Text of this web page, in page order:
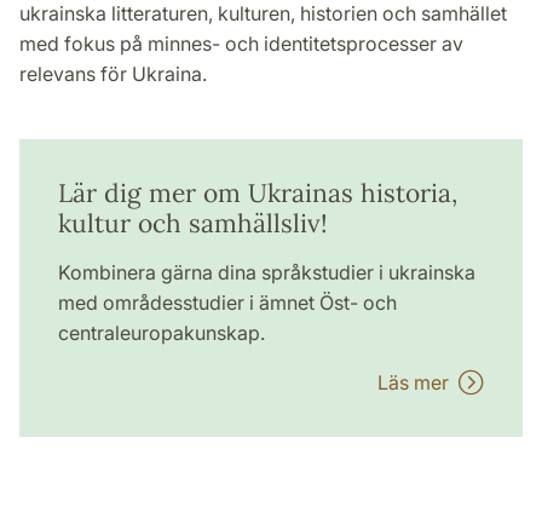
ukrainska litteraturen, kulturen, historien och samhället
med fokus på minnes- och identitetsprocesser av
relevans för Ukraina.
Lär dig mer om Ukrainas historia,
kultur och samhällsliv!
Kombinera gärna dina språkstudier i ukrainska
med områdesstudier i ämnet Öst- och
centraleuropakunskap.
Läs mer